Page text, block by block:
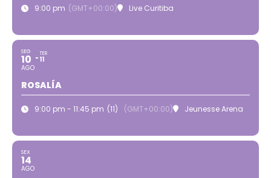
9:00 pm (GMT+00:00) Live Curitiba
SEG
10
AGO
TER
11
ROSALÍA
9:00 pm - 11:45 pm (11) (GMT+00:00) Jeunesse Arena
SEX
14
AGO